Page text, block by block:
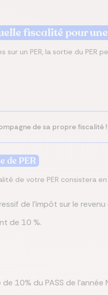
fiscalité pour
sur un PER, la sortie du
de sa propre fiscalité !
de PER
de votre PER consistera en
de l’impôt sur le
de 10 %.
10% du PASS de l'année